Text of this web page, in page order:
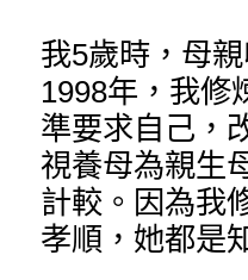
我5歲時，母
1998年，我修
準要求自己，
視養母為親生
計較。因為我
孝順，她都是